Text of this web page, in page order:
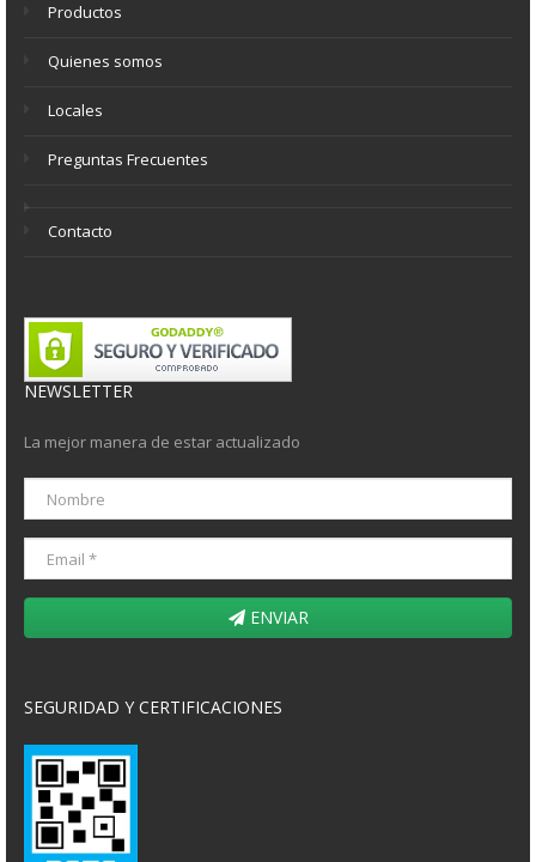
Productos
Quienes somos
Locales
Preguntas Frecuentes
Contacto
NEWSLETTER
La mejor manera de estar actualizado
ENVIAR
SEGURIDAD Y CERTIFICACIONES